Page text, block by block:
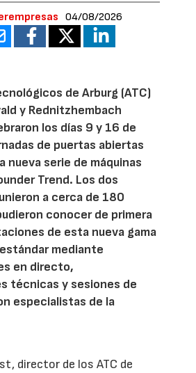
04/08/2026
de Arburg (ATC)
y Rednitzhembach
los días 9 y 16 de
de puertas abiertas
nueva serie de máquinas
Trend. Los dos
a cerca de 180
conocer de primera
de esta nueva gama
mediante
en directo,
técnicas y sesiones de
especialistas de la
director de los ATC de